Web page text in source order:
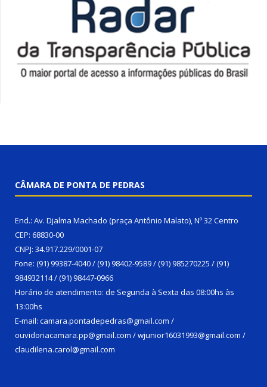
CÂMARA DE PONTA DE PEDRAS
End.: Av. Djalma Machado (praça Antônio Malato), Nº 32 Centro
CEP: 68830-00
CNPJ: 34.917.229/0001-07
Fone: (91) 99387-4040 / (91) 98402-9589 / (91) 985270225 / (91)
984932114 / (91) 98447-0966
Horário de atendimento: de Segunda à Sexta das 08:00hs às
13:00hs
E-mail: camara.pontadepedras@gmail.com /
ouvidoriacamara.pp@gmail.com / wjunior16031993@gmail.com /
claudilena.carol@gmail.com